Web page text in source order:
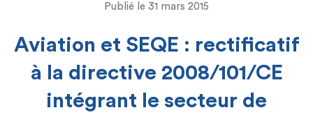
Expertise et solutions
Publié le 31 mars 2015
Aviation et SEQE : rectificatif
à la directive 2008/101/CE
intégrant le secteur de